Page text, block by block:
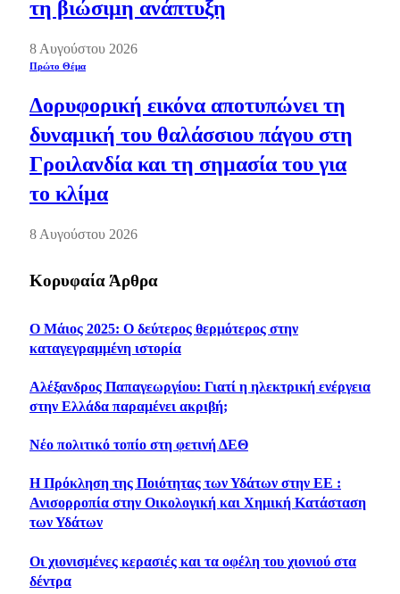
τη βιώσιμη ανάπτυξη
8 Αυγούστου 2026
Πρώτο Θέμα
Δορυφορική εικόνα αποτυπώνει τη
δυναμική του θαλάσσιου πάγου στη
Γροιλανδία και τη σημασία του για
το κλίμα
8 Αυγούστου 2026
Κορυφαία Άρθρα
Ο Μάιος 2025: Ο δεύτερος θερμότερος στην
καταγεγραμμένη ιστορία
Αλέξανδρος Παπαγεωργίου: Γιατί η ηλεκτρική ενέργεια
στην Ελλάδα παραμένει ακριβή;
Νέο πολιτικό τοπίο στη φετινή ΔΕΘ
Η Πρόκληση της Ποιότητας των Υδάτων στην ΕΕ :
Ανισορροπία στην Οικολογική και Χημική Κατάσταση
των Υδάτων
Οι χιονισμένες κερασιές και τα οφέλη του χιονιού στα
δέντρα